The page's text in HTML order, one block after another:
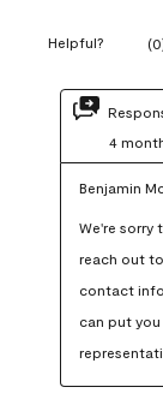
Helpful? (0
4
Benjamin
We're sorry
reach out
contact
can put